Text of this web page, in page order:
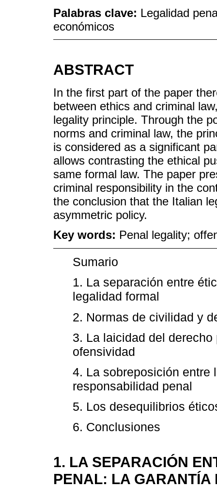
Palabras clave: Legalidad
económicos
ABSTRACT
In the first part of the paper
between ethics and criminal
legality principle. Through the
norms and criminal law, the
is considered as a significant
allows contrasting the ethical
same formal law. The paper
criminal responsibility in the
the conclusion that the Italian
asymmetric policy.
Key words: Penal legality;
Sumario
1. La separación entre
legalidad formal
2. Normas de civilidad y
3. La laicidad del
ofensividad
4. La sobreposición entre
responsabilidad penal
5. Los desequilibrios
6. Conclusiones
1. LA SEPARACIÓN
PENAL: LA